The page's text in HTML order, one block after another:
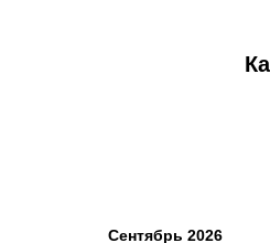
Сентябрь 2026